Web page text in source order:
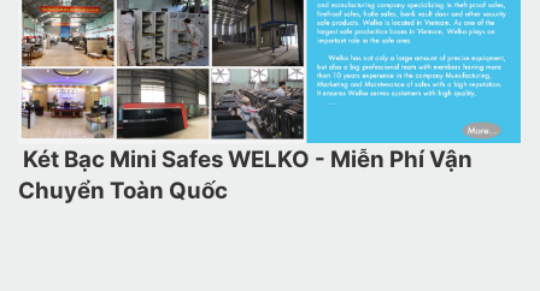
Két Bạc Mini Safes WELKO - Miễn Phí Vận
Chuyển Toàn Quốc